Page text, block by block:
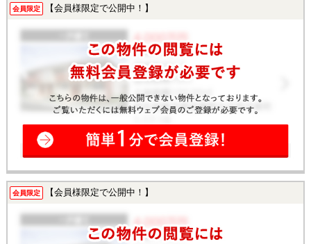
会員限定 【会員様限定で公開中！】
会員限定 【会員様限定で公開中！】